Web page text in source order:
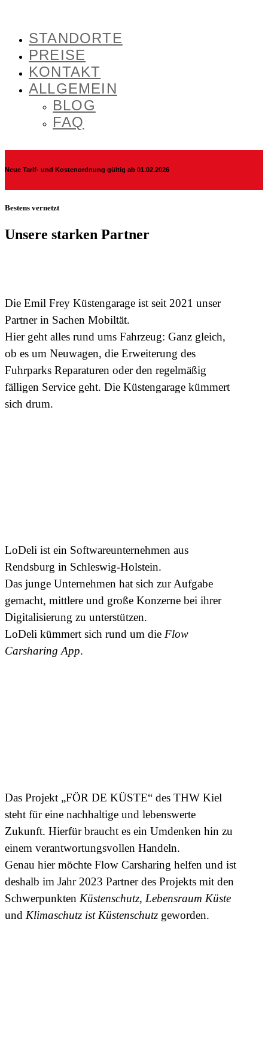
STANDORTE
PREISE
KONTAKT
ALLGEMEIN
BLOG
FAQ
Neue Tarif- und Kostenordnung gültig ab 01.02.2026
Bestens vernetzt
Unsere starken Partner
Die Emil Frey Küstengarage ist seit 2021 unser
Partner in Sachen Mobiltät.
Hier geht alles rund ums Fahrzeug: Ganz gleich,
ob es um Neuwagen, die Erweiterung des
Fuhrparks Reparaturen oder den regelmäßig
fälligen Service geht. Die Küstengarage kümmert
sich drum.
LoDeli ist ein Softwareunternehmen aus
Rendsburg in Schleswig-Holstein.
Das junge Unternehmen hat sich zur Aufgabe
gemacht, mittlere und große Konzerne bei ihrer
Digitalisierung zu unterstützen.
LoDeli kümmert sich rund um dieFlow
Carsharing App.
Das Projekt „FÖR DE KÜSTE“ des THW Kiel
steht für eine nachhaltige und lebenswerte
Zukunft. Hierfür braucht es ein Umdenken hin zu
einem verantwortungsvollen Handeln.
Genau hier möchte Flow Carsharing helfen und ist
deshalb im Jahr 2023 Partner des Projekts mit den
SchwerpunktenKüstenschutz,Lebensraum Küste
undKlimaschutz ist Küstenschutzgeworden.